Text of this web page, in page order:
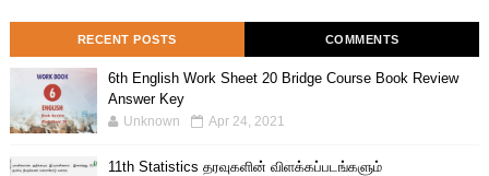
RECENT POSTS COMMENTS
6th English Work Sheet 20 Bridge Course Book Review
Answer Key
Unknown Apr 24, 2021
11th Statistics தரவுகளின் விளக்கப்படங்களும்